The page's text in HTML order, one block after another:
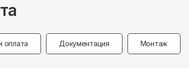
оплата Документация Монтаж